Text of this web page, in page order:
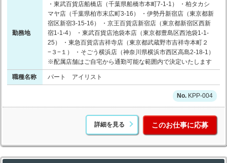
勤務地
・東武百貨店船橋店（千葉県船橋市本町7-1-1） ・柏タカシ
マヤ店（千葉県柏市末広町3-16） ・伊勢丹新宿店（東京都新
宿区新宿3-15-16） ・京王百貨店新宿店（東京都新宿区西新
宿1-1-4） ・東武百貨店池袋本店（東京都豊島区西池袋1-1-
25） ・東急百貨店吉祥寺店（東京都武蔵野市吉祥寺本町２
−３−１） ・そごう横浜店（神奈川県横浜市西区高島2-18-1）
※配属店舗はご自宅から通勤可能な範囲内で決定いたします
職種名称 パート アイリスト
KPP-004
詳細を見る このお仕事に応募